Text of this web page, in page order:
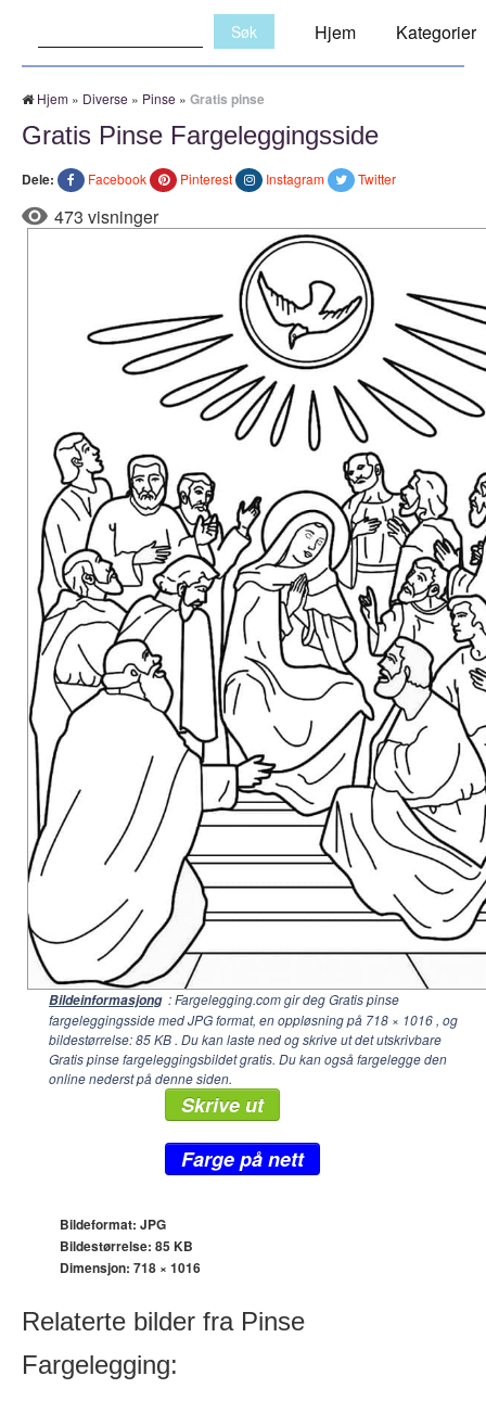
Hjem Kategorier
Hjem » Diverse » Pinse » Gratis pinse
Gratis Pinse Fargeleggingsside
Dele: Facebook Pinterest Instagram Twitter
473 visninger
Bildeinformasjong : Fargelegging.com gir deg Gratis pinse
fargeleggingsside med JPG format, en oppløsning på 718 × 1016 , og
bildestørrelse: 85 KB . Du kan laste ned og skrive ut det utskrivbare
Gratis pinse fargeleggingsbildet gratis. Du kan også fargelegge den
online nederst på denne siden.
Skrive ut
Farge på nett
Bildeformat: JPG
Bildestørrelse: 85 KB
Dimensjon: 718 × 1016
Relaterte bilder fra Pinse
Fargelegging: